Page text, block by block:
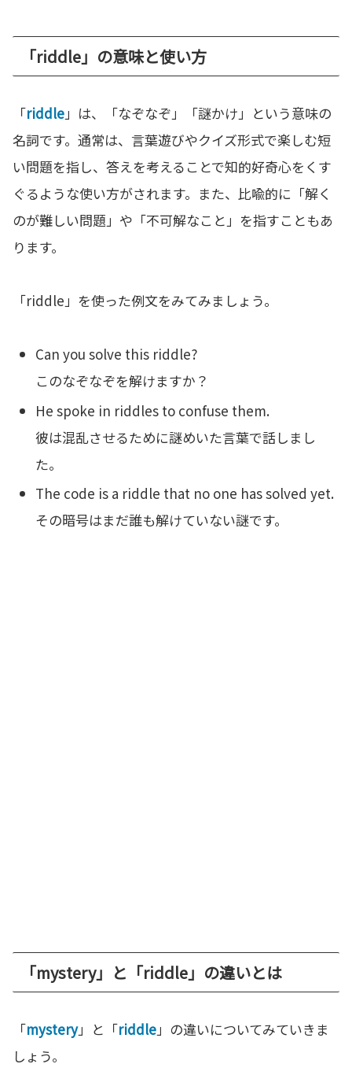
「riddle」の意味と使い方
「riddle」は、「なぞなぞ」「謎かけ」という意味の
名詞です。通常は、言葉遊びやクイズ形式で楽しむ短
い問題を指し、答えを考えることで知的好奇心をくす
ぐるような使い方がされます。また、比喩的に「解く
のが難しい問題」や「不可解なこと」を指すこともあ
ります。
「riddle」を使った例文をみてみましょう。
Can you solve this riddle?
このなぞなぞを解けますか？
He spoke in riddles to confuse them.
彼は混乱させるために謎めいた言葉で話しまし
た。
The code is a riddle that no one has solved yet.
その暗号はまだ誰も解けていない謎です。
「mystery」と「riddle」の違いとは
「mystery」と「riddle」の違いについてみていきま
しょう。